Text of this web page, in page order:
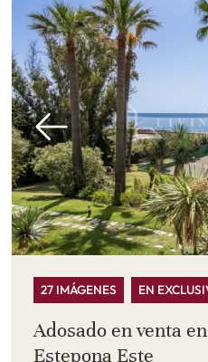
27 IMÁGENES EN
Adosado en venta
Estepona Este